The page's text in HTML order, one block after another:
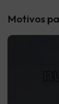
Motivos